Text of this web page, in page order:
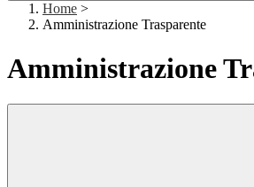
Home >
Amministrazione Trasparente
Amministrazione